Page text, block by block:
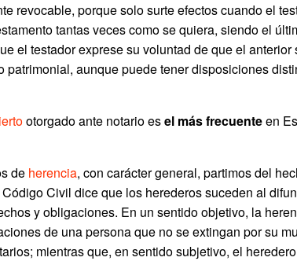
revocable, porque solo surte efectos cuando el
tantas veces como se quiera, siendo el
el testador exprese su voluntad de que el anterior
patrimonial, aunque puede tener disposiciones
otorgado ante notario esel más frecuenteen
de herencia, con carácter general, partimos del
Civil dice que los herederos suceden al
y obligaciones. En un sentido objetivo, la
de una persona que no se extingan por su
mientras que, en sentido subjetivo, el